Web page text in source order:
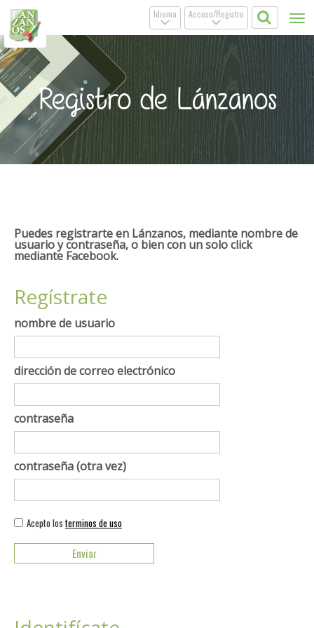
Acceso/Registro
.
Idioma
.
Registro de Lánzanos
Puedes registrarte en Lánzanos, mediante nombre de
usuario y contraseña, o bien con un solo click
mediante Facebook.
Regístrate
nombre de usuario
dirección de correo electrónico
contraseña
contraseña (otra vez)
Acepto los terminos de uso